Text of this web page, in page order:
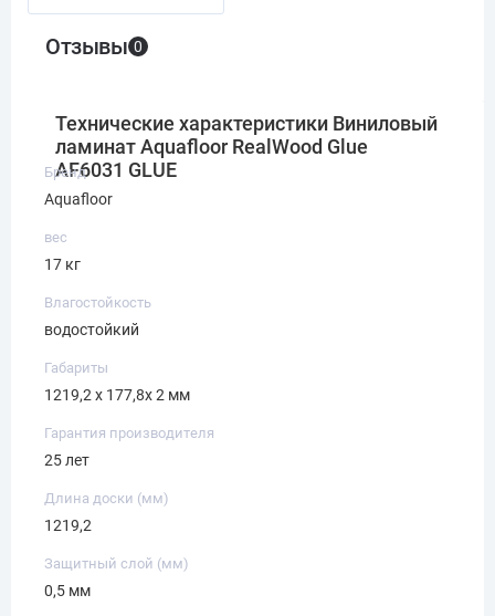
Отзывы 0
Технические характеристики Виниловый
ламинат Aquafloor RealWood Glue
AF6031 GLUE
Бренд
Aquafloor
вес
17 кг
Влагостойкость
водостойкий
Габариты
1219,2 х 177,8х 2 мм
Гарантия производителя
25 лет
Длина доски (мм)
1219,2
Защитный слой (мм)
0,5 мм